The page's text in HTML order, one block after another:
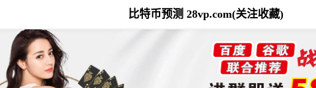
比特币预测 28vp.com(关注收藏)